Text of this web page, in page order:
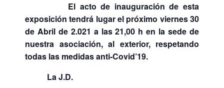
El acto de inauguración de esta
exposición tendrá lugar el próximo viernes 30
de Abril de 2.021 a las 21,00 h en la sede de
nuestra asociación, al exterior, respetando
todas las medidas anti-Covid’19.
La J.D.